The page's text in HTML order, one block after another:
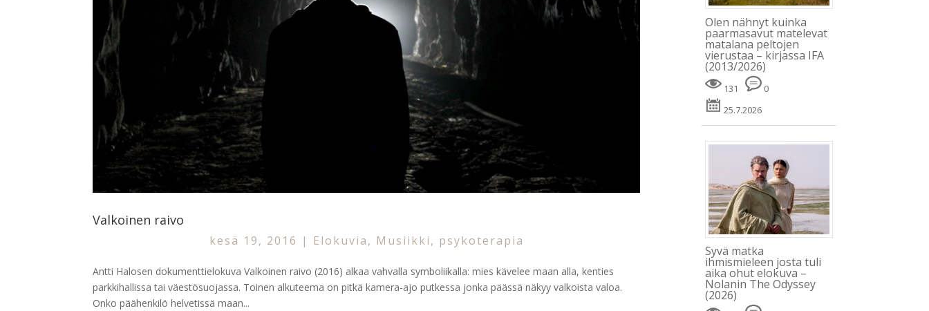
Valkoinen raivo
kesä 19, 2016 | Elokuvia, Musiikki, psykoterapia
Antti Halosen dokumenttielokuva Valkoinen raivo (2016) alkaa vahvalla symboliikalla: mies kävelee maan alla, kenties
parkkihallissa tai väestösuojassa. Toinen alkuteema on pitkä kamera-ajo putkessa jonka päässä näkyy valkoista valoa.
Onko päähenkilö helvetissä maan...
Olen nähnyt kuinka
paarmasavut matelevat
matalana peltojen
vierustaa – kirjassa IFA
(2013/2026)
131
0
25.7.2026
Syvä matka
ihmismieleen josta tuli
aika ohut elokuva –
Nolanin The Odyssey
(2026)